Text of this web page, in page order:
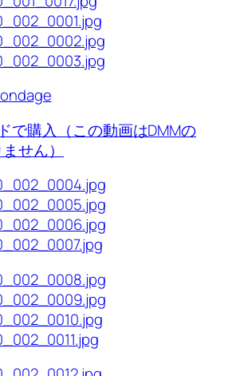
で購入（この動画はDMMの
せん）